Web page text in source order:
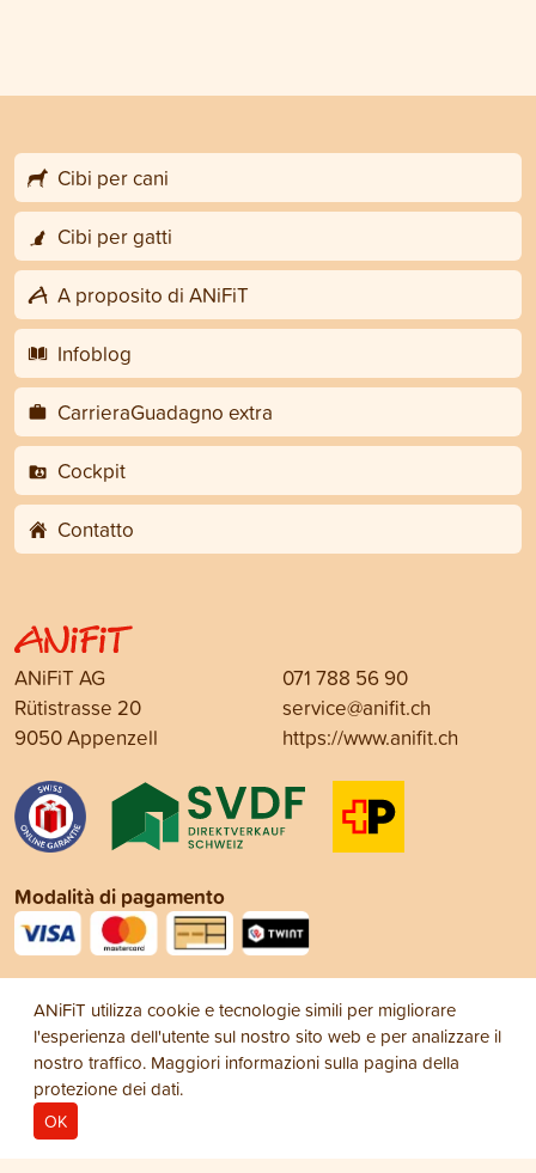
Cibi per cani
Cibi per gatti
A proposito di ANiFiT
Infoblog
CarrieraGuadagno extra
Cockpit
Contatto
ANiFiT AG
Rütistrasse 20
9050 Appenzell
071 788 56 90
service@anifit.ch
https://www.anifit.ch
Modalità di pagamento
ANiFiT utilizza cookie e tecnologie simili per migliorare
l'esperienza dell'utente sul nostro sito web e per analizzare il
nostro traffico. Maggiori informazioni sulla pagina della
protezione dei dati.
OK